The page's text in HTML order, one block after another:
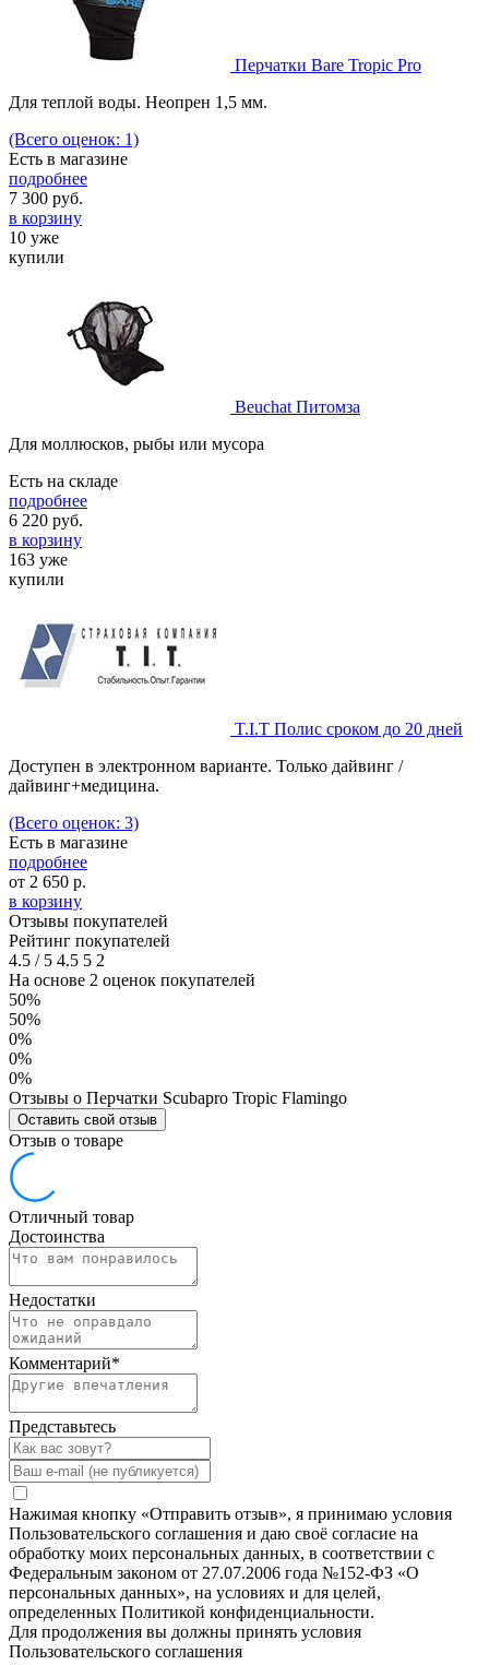
Перчатки Bare Tropic Pro
Для теплой воды. Неопрен 1,5 мм.
(Всего оценок: 1)
Есть в магазине
подробнее
7 300 руб.
в корзину
10 уже
купили
Beuchat Питомза
Для моллюсков, рыбы или мусора
Есть на складе
подробнее
6 220 руб.
в корзину
163 уже
купили
T.I.T Полис сроком до 20 дней
Доступен в электронном варианте. Только дайвинг /
дайвинг+медицина.
(Всего оценок: 3)
Есть в магазине
подробнее
от 2 650 р.
в корзину
Отзывы покупателей
Рейтинг покупателей
4.5 /5 4.5 5 2
На основе 2 оценок покупателей
50%
50%
0%
0%
0%
Отзывы о Перчатки Scubapro Tropic Flamingo
Оставить свой отзыв
Отзыв о товаре
Отличный товар
Достоинства
Недостатки
Комментарий*
Представьтесь
Нажимая кнопку «Отправить отзыв», я принимаю условия
Пользовательского соглашения и даю своё согласие на
обработку моих персональных данных, в соответствии с
Федеральным законом от 27.07.2006 года №152-ФЗ «О
персональных данных», на условиях и для целей,
определенных Политикой конфиденциальности.
Для продолжения вы должны принять условия
Пользовательского соглашения